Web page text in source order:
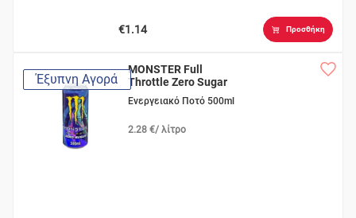
€1.14 Προσθήκη
Έξυπνη Αγορά
MONSTER Full
Throttle Zero Sugar
Ενεργειακό Ποτό 500ml
2.28 €/ λίτρο